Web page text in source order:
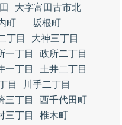
大字富田古市北
町
坂根町
丁目
大神三丁目
一丁目
政所二丁目
一丁目
土井二丁目
目
川手二丁目
三丁目
西千代田町
三丁目
椎木町